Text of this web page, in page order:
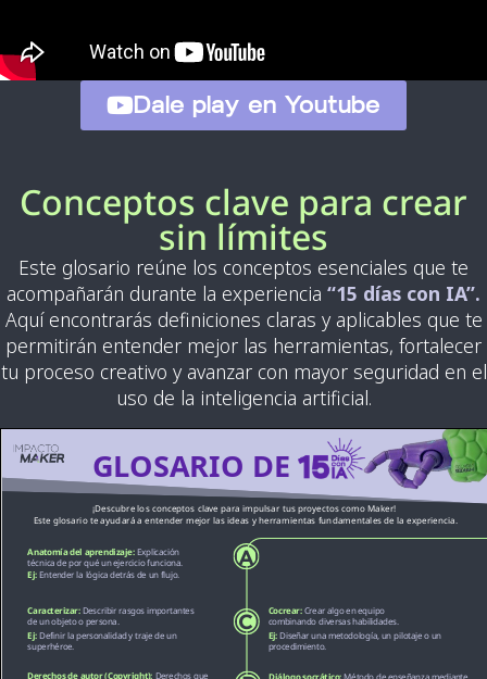
Dale play en Youtube
Conceptos clave para crear
sin límites
Este glosario reúne los conceptos esenciales que te
acompañarán durante la experiencia “15 días con IA”.
Aquí encontrarás definiciones claras y aplicables que te
permitirán entender mejor las herramientas, fortalecer
tu proceso creativo y avanzar con mayor seguridad en el
uso de la inteligencia artificial.